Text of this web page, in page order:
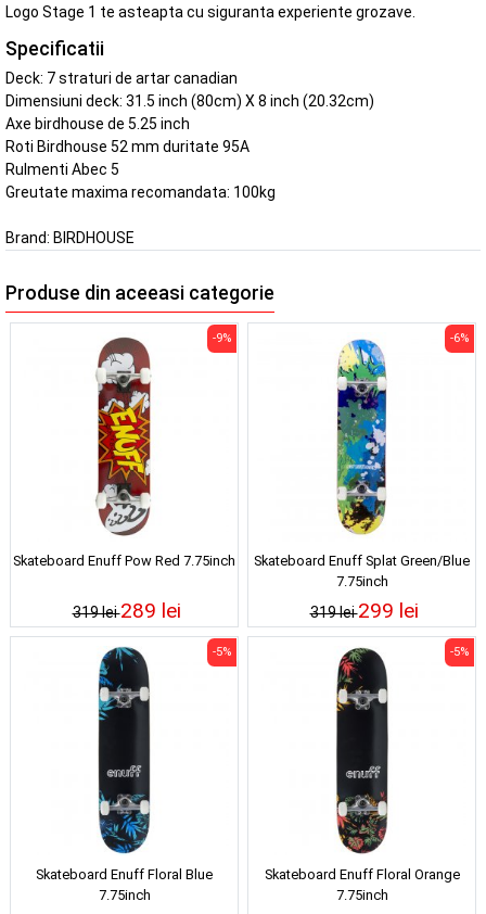
Logo Stage 1 te asteapta cu siguranta experiente grozave.
Specificatii
Deck: 7 straturi de artar canadian
Dimensiuni deck: 31.5 inch (80cm) X 8 inch (20.32cm)
Axe birdhouse de 5.25 inch
Roti Birdhouse 52 mm duritate 95A
Rulmenti Abec 5
Greutate maxima recomandata: 100kg
Brand: BIRDHOUSE
Produse din aceeasi categorie
Skateboard Enuff Pow Red 7.75inch
319 lei
-9%
289 lei
Skateboard Enuff Splat Green/Blue
7.75inch
319 lei
-6%
299 lei
Skateboard Enuff Floral Blue
7.75inch
-5%
Skateboard Enuff Floral Orange
7.75inch
-5%